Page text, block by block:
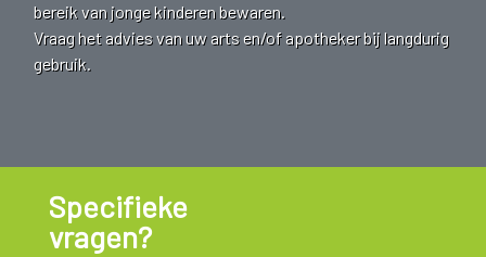
bereik van jonge kinderen bewaren.
Vraag het advies van uw arts en/of apotheker bij langdurig
gebruik.
Specifieke
vragen?